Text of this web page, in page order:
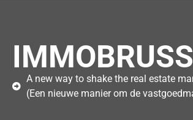
A new way to shake the real estate
(Een nieuwe manier om de